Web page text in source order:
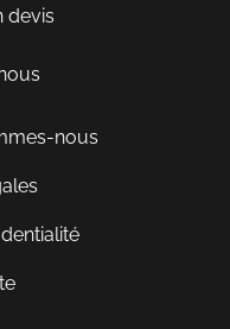
devis
nous